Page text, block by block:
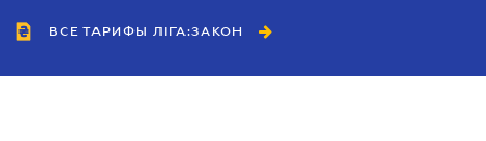
ВСЕ ТАРИФЫ ЛІГА:ЗАКОН